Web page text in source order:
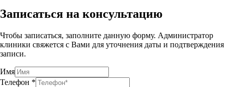
Записаться на консультацию
Чтобы записаться, заполните данную форму. Администратор
клиники свяжется с Вами для уточнения даты и подтверждения
записи.
Имя
Телефон *